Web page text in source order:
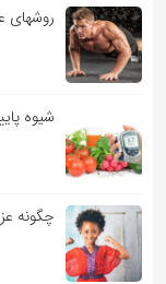
روشهای
شیوه
چگونه